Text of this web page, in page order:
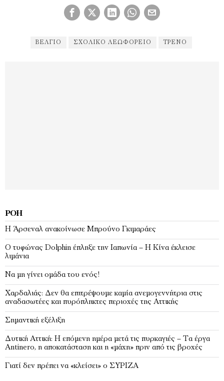
ΒΈΛΓΙΟ ΣΧΟΛΙΚΌ ΛΕΩΦΟΡΕΊΟ ΤΡΕΝΟ
ΡΟΉ
Η Άρσεναλ ανακοίνωσε Μπρούνο Γκιμαράες
Ο τυφώνας Dolphin έπληξε την Ιαπωνία – H Κίνα έκλεισε
λιμάνια
Να μη γίνει ομάδα του ενός!
Χαρδαλιάς: Δεν θα επιτρέψουμε καμία ανεμογεννήτρια στις
αναδασωτέες και πυρόπληκτες περιοχές της Αττικής
Σημαντική εξέλιξη
Δυτική Αττική: Η επόμενη ημέρα μετά τις πυρκαγιές – Τα έργα
Antinero, η αποκατάσταση και η «μάχη» πριν από τις βροχές
Γιατί δεν πρέπει να «κλείσει» ο ΣΥΡΙΖΑ